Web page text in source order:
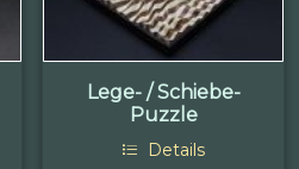
Lege- / Schiebe-
Puzzle
Details